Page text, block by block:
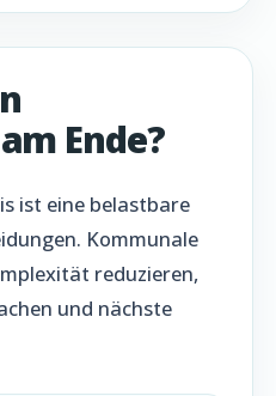
Ende?
ist eine belastbare
Kommunale
reduzieren,
und nächste